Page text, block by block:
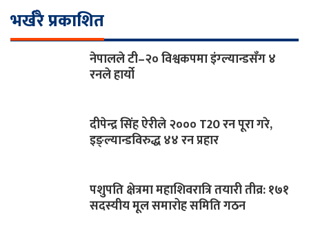
भर्खरै प्रकाशित
नेपालले टी–२० विश्वकपमा इंग्ल्यान्डसँग ४
रनले हार्यो
दीपेन्द्र सिंह ऐरीले २००० T20 रन पूरा गरे,
इङ्ल्यान्डविरुद्ध ४४ रन प्रहार
पशुपति क्षेत्रमा महाशिवरात्रि तयारी तीव्र: १७१
सदस्यीय मूल समारोह समिति गठन